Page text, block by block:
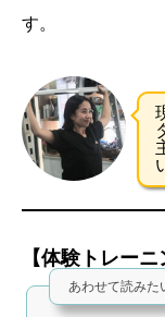
す。
【体験トレーニ
あわせて読みた